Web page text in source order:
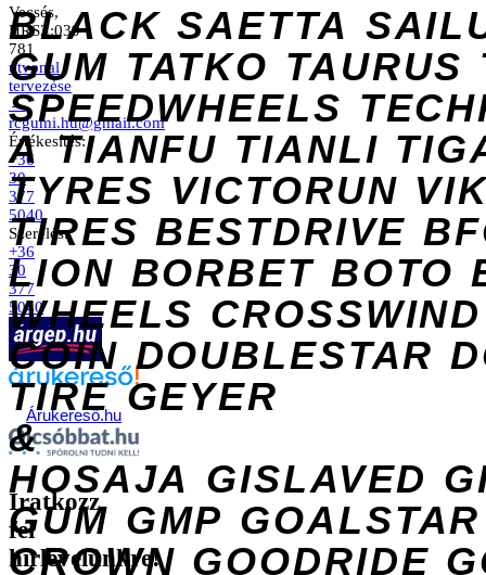
BLACK SAETTA
GUM TATKO TAURUS
SPEEDWHEELS
A TIANFU TIANLI
TYRES VICTORUN
TIRES BESTDRIVE
LION BORBET BOTO
WHEELS CROSSWIND
COIN DOUBLESTAR
TIRE GEYER
&
HOSAJA GISLAVED
GUM GMP GOALSTAR
CROWN GOODRIDE
Vecsés,
HRSZ:039
781
útvonal
tervezése
→
rcgumi.hu@gmail.com
Értékesítés:
+36
30
377
5040
Szerelés:
+36
30
377
5040
Árukereső.hu
Iratkozz
fel
hírlevelünkre!